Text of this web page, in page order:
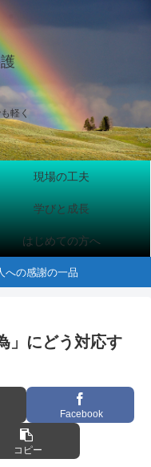
軽く
現場の工夫
学びと成長
はじめての方へ
への感謝の一品
」にどう対応す
Facebook
コピー